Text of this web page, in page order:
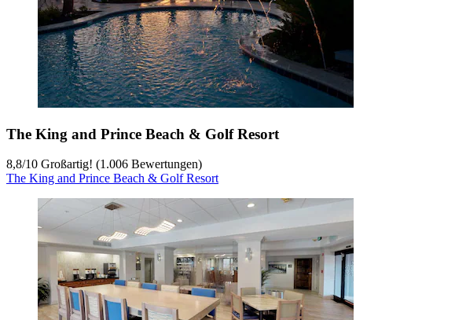
The King and Prince Beach & Golf Resort
8,8/10 Großartig! (1.006 Bewertungen)
The King and Prince Beach & Golf Resort